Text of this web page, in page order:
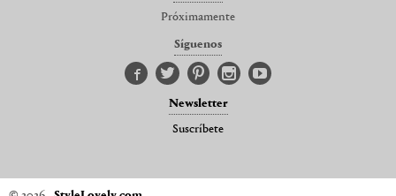
Próximamente
Síguenos
Newsletter
Suscríbete